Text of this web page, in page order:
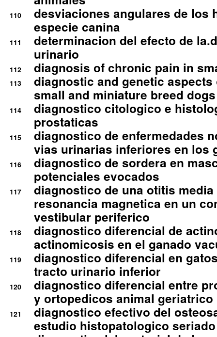
110
desviaciones angulares de los
especie canina
111
determinacion del efecto de
urinario
112 diagnosis of chronic pain in
113
diagnostic and genetic
small and miniature breed
114
diagnostico citologico e
prostaticas
115
diagnostico de enfermedades
vias urinarias inferiores en los
116
diagnostico de sordera en
potenciales evocados
117
diagnostico de una otitis
resonancia magnetica en un
vestibular periferico
118
diagnostico diferencial de
actinomicosis en el ganado
119
diagnostico diferencial en
tracto urinario inferior
120
diagnostico diferencial entre
y ortopedicos animal geriatrico
121
diagnostico efectivo del
estudio histopatologico seriado